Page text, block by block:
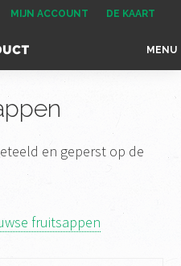
MIJN ACCOUNT DE KAART
MENU
en geperst op de
fruitsappen